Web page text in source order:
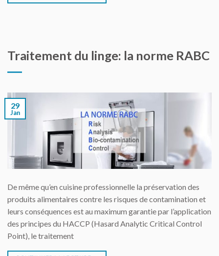
Traitement du linge: la norme RABC
29
Jan
De même qu’en cuisine professionnelle la préservation des
produits alimentaires contre les risques de contamination et
leurs conséquences est au maximum garantie par l’application
des principes du HACCP (Hasard Analytic Critical Control
Point), le traitement